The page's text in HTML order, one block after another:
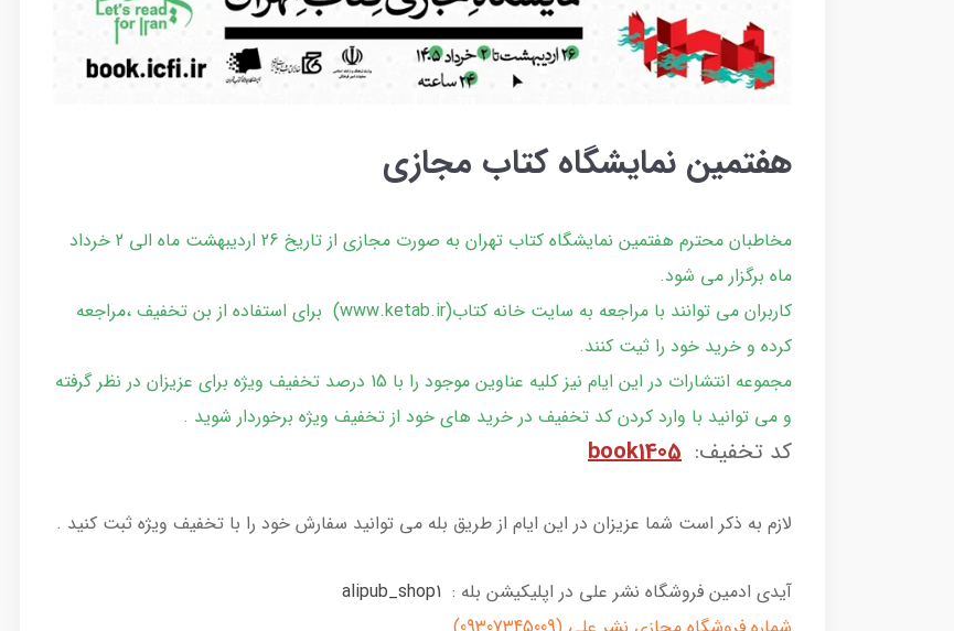
هفتمین نمایشگاه کتاب مجازی
مخاطبان محترم هفتمین نمایشگاه کتاب تهران به صورت مجازی از تاریخ 26 اردیبهشت ماه الی 2 خرداد
ماه برگزار می شود.
کاربران می توانند با مراجعه به سایت خانه کتاب(www.ketab.ir) برای استفاده از بن تخفیف ،مراجعه
کرده و خرید خود را ثیت کنند.
مجموعه انتشارات در این ایام نیز کلیه عناوین موجود را با 15 درصد تخفیف ویژه برای عزیزان در نظر گرفته
و می توانید با وارد کردن کد تخفیف در خرید های خود از تخفیف ویژه برخوردار شوید .
کد تخفیف: book1405
لازم به ذکر است شما عزیزان در این ایام از طریق بله می توانید سفارش خود را با تخفیف ویژه ثبت کنید .
آیدی ادمین فروشگاه نشر علی در اپلیکیشن بله : alipub_shop1